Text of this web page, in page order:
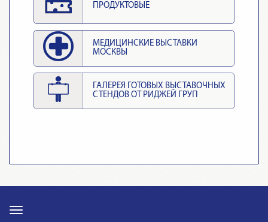
ПРОДУКТОВЫЕ
МЕДИЦИНСКИЕ ВЫСТАВКИ
МОСКВЫ
ГАЛЕРЕЯ ГОТОВЫХ ВЫСТАВОЧНЫХ
СТЕНДОВ ОТ РИДЖЕЙ ГРУП